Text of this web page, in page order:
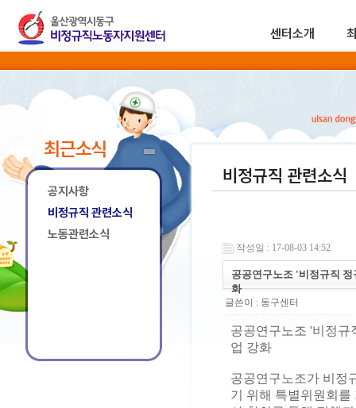
센터소개
최근소식
공지사항
비정규직 관련소식
노동관련소식
비정규직 관련소식
작성일 : 17-08-03 14:52
공공연구노조 '비정규직
화
글쓴이 : 동구센터
공공연구노조 '비정
업 강화
공공연구노조가 비정
기 위해 특별위원회를